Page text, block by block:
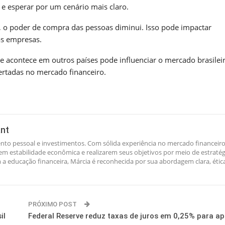
esperar por um cenário mais claro.
poder de compra das pessoas diminui. Isso pode impactar
empresas.
acontece em outros países pode influenciar o mercado
no mercado financeiro.
pessoal e investimentos. Com sólida experiência no mercado
estabilidade econômica e realizarem seus objetivos por meio de
educação financeira, Márcia é reconhecida por sua abordagem clara,
PRÓXIMO POST
Federal Reserve reduz taxas de juros em 0,25% para